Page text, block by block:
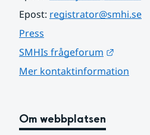
Epost: registrator@smhi.se
Press
SMHIs frågeforum
Mer kontaktinformation
Om webbplatsen